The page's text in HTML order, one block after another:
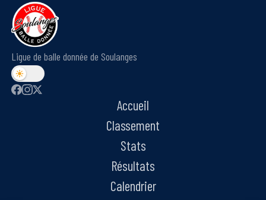
Ligue de balle donnée de Soulanges
Accueil
Classement
Stats
Résultats
Calendrier